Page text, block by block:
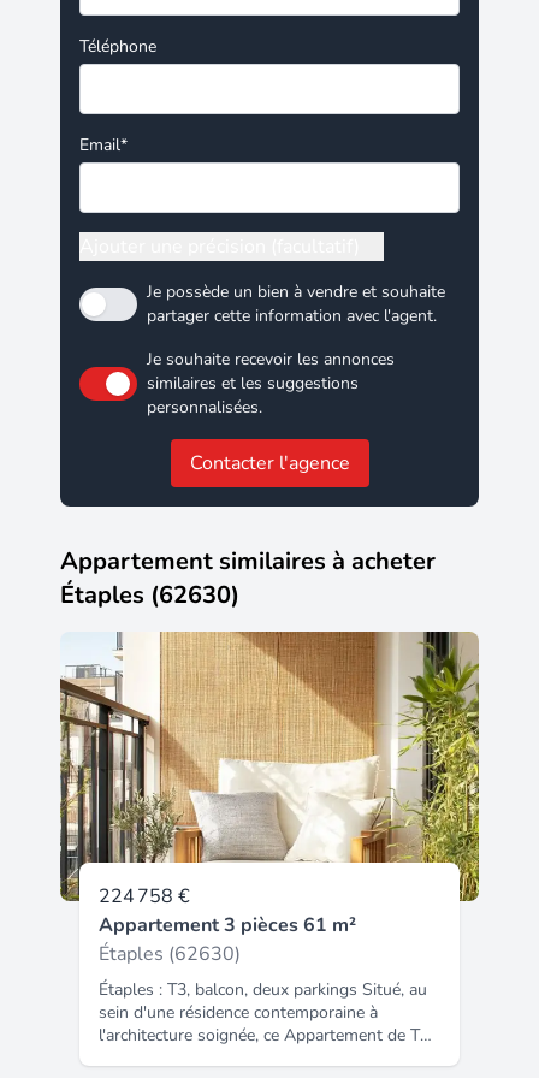
Téléphone
Email*
Je possède un bien à vendre et souhaite
partager cette information avec l'agent.
Je souhaite recevoir les annonces
similaires et les suggestions
personnalisées.
Contacter l'agence
Appartement similaires à acheter
Étaples (62630)
224 758 €
Appartement 3 pièces 61 m²
Étaples (62630)
Étaples : T3, balcon, deux parkings Situé, au
sein d'une résidence contemporaine à
l'architecture soignée, ce Appartement de T3